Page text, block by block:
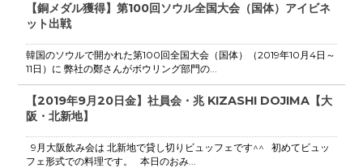
【銅メダル獲得】第100回ソウル全国大会（国体）アイビネ
ット出戦
韓国のソウルで開かれた第100回全国大会（国体）（2019年10月4日～
11日）に 弊社の鄭さんがボウリング部門の...
【2019年9月20日金】社員会・兆 KIZASHI DOJIMA【大
阪・北新地】
9月大阪飲み会は 北新地で貸し切りビュッフェです^^ 初めてビュッ
フェ形式での料理です。 本日のおみ...